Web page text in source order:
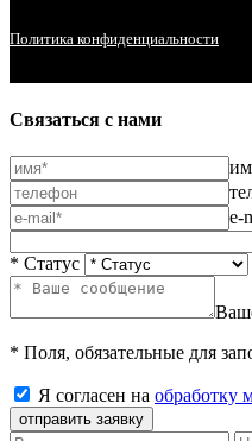
Политика конфиденциальности
Связаться с нами
e-
* Статус
* Поля, обязательные для
Я согласен на обработку
отправить заявку